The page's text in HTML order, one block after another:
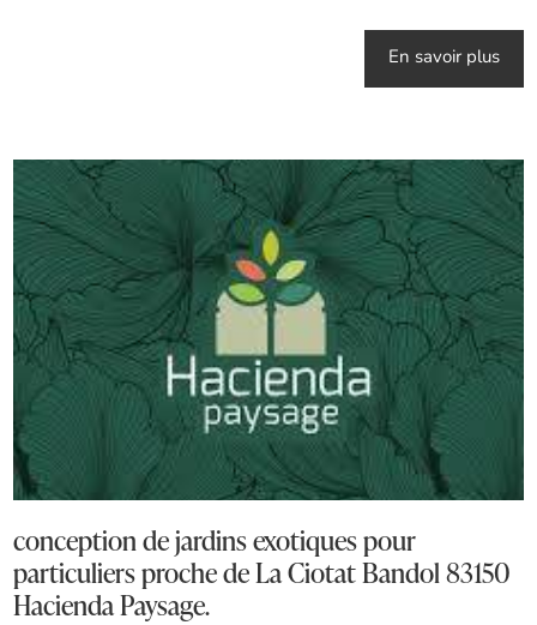
En savoir plus
conception de jardins exotiques pour
particuliers proche de La Ciotat Bandol 83150
Hacienda Paysage.